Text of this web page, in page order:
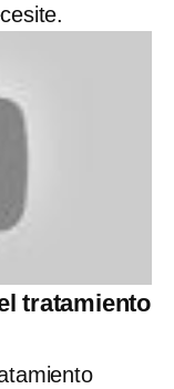
tratamiento